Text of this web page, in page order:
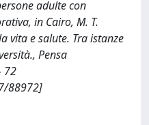
adulte con
in Cairo, M. T.
vita e salute. Tra istanze
Pensa
72
88972]